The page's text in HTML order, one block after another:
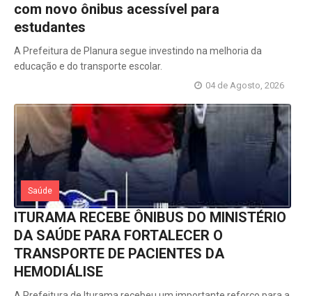
com novo ônibus acessível para
estudantes
A Prefeitura de Planura segue investindo na melhoria da
educação e do transporte escolar.
04 de Agosto, 2026
Saúde
ITURAMA RECEBE ÔNIBUS DO MINISTÉRIO
DA SAÚDE PARA FORTALECER O
TRANSPORTE DE PACIENTES DA
HEMODIÁLISE